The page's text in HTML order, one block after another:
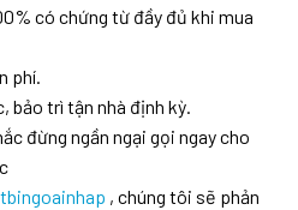
có chứng từ đầy đủ khi mua
phí.
bảo trì tận nhà định kỳ.
đừng ngần ngại gọi ngay cho
, chúng tôi sẽ phản